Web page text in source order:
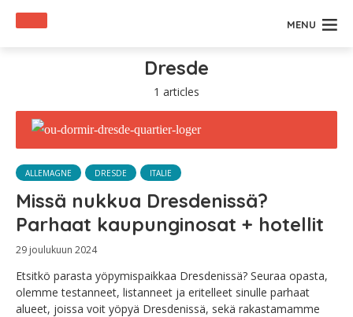
MENU
Dresde
1 articles
ALLEMAGNE DRESDE ITALIE
Missä nukkua Dresdenissä?
Parhaat kaupunginosat + hotellit
29 joulukuun 2024
Etsitkö parasta yöpymispaikkaa Dresdenissä? Seuraa opasta,
olemme testanneet, listanneet ja eritelleet sinulle parhaat
alueet, joissa voit yöpyä Dresdenissä, sekä rakastamamme